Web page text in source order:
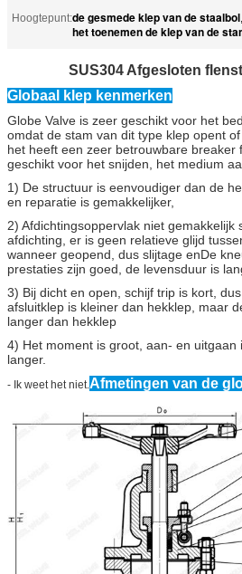
Hoogtepunt:de gesmede klep van de staalbol,
het toenemen de klep van de
SUS304 Afgesloten
Globaal klep kenmerken
Globe Valve is zeer geschikt voor het
omdat de stam van dit type klep opent
het heeft een zeer betrouwbare breaker
geschikt voor het snijden, het medium
1) De structuur is eenvoudiger dan de
en reparatie is gemakkelijker,
2) Afdichtingsoppervlak niet gemakkelijk
afdichting, er is geen relatieve glijd
wanneer geopend, dus slijtage enDe
prestaties zijn goed, de levensduur is
3) Bij dicht en open, schijf trip is kort,
afsluitklep is kleiner dan hekklep, maar
langer dan hekklep
4) Het moment is groot, aan- en uitgaan
langer.
- Ik weet het niet.Afmetingen van de